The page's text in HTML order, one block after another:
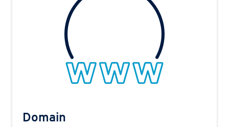
Domain